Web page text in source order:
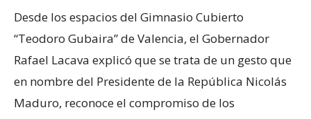
Desde los espacios del Gimnasio Cubierto
“Teodoro Gubaira” de Valencia, el Gobernador
Rafael Lacava explicó que se trata de un gesto que
en nombre del Presidente de la República Nicolás
Maduro, reconoce el compromiso de los